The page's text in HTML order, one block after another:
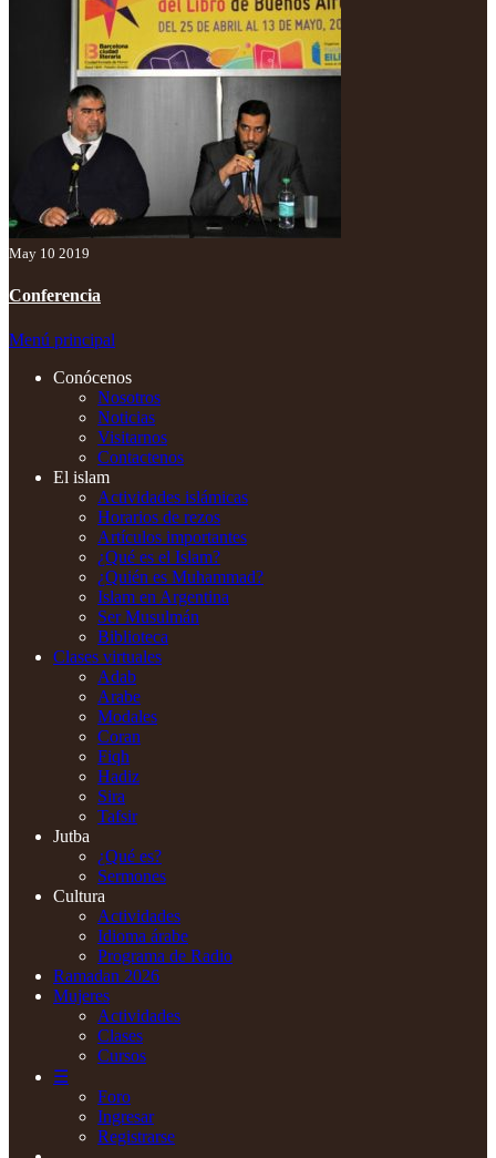
May 10 2019
Conferencia
Menú principal
Conócenos
Nosotros
Noticias
Visitarnos
Contactenos
El islam
Actividades islámicas
Horarios de rezos
Artículos importantes
¿Qué es el Islam?
¿Quién es Muhammad?
Islam en Argentina
Ser Musulmán
Biblioteca
Clases virtuales
Adab
Arabe
Modales
Coran
Fiqh
Hadiz
Sira
Tafsir
Jutba
¿Qué es?
Sermones
Cultura
Actividades
Idioma árabe
Programa de Radio
Ramadan 2026
Mujeres
Actividades
Clases
Cursos
☰
Foro
Ingresar
Registrarse